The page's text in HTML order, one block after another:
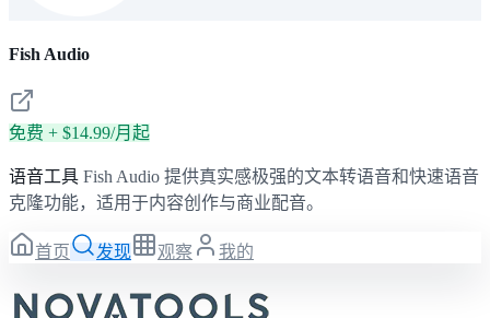
Fish Audio
免费 + $14.99/月起
语音工具 Fish Audio 提供真实感极强的文本转语音和快速语音
克隆功能，适用于内容创作与商业配音。
首页 发现 观察 我的